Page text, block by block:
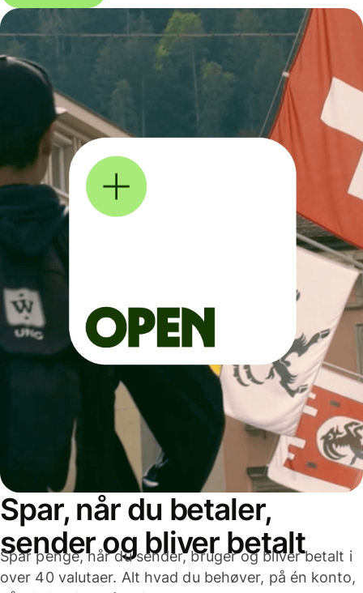
Spar, når du betaler,
sender og bliver betalt
Spar penge, når du sender, bruger og bliver betalt i
over 40 valutaer. Alt hvad du behøver, på én konto,